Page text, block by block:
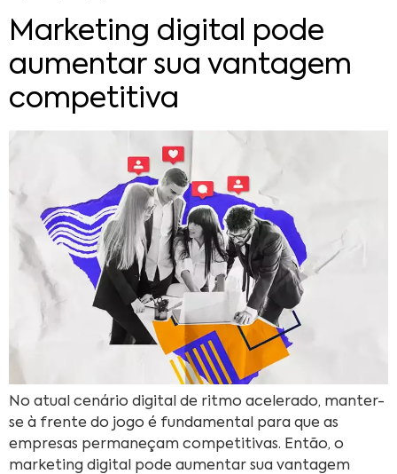
Marketing digital pode
aumentar sua vantagem
competitiva
No atual cenário digital de ritmo acelerado, manter-
se à frente do jogo é fundamental para que as
empresas permaneçam competitivas. Então, o
marketing digital pode aumentar sua vantagem